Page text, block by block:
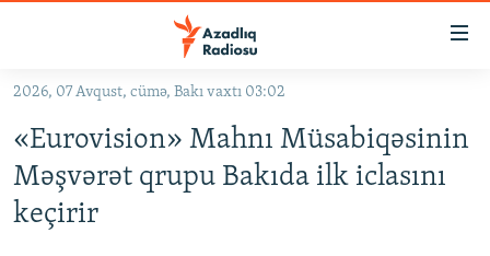
Əsas
qayıt
Əsas
naviqasiyaya
qayıt
KORRUPSIOMETR
#ƏSLINDƏ
2026, 07 Avqust, cümə, Bakı vaxtı 03:02
«Eurovision» Mahnı Müsabiqəsinin
Məşvərət qrupu Bakıda ilk iclasını
keçirir